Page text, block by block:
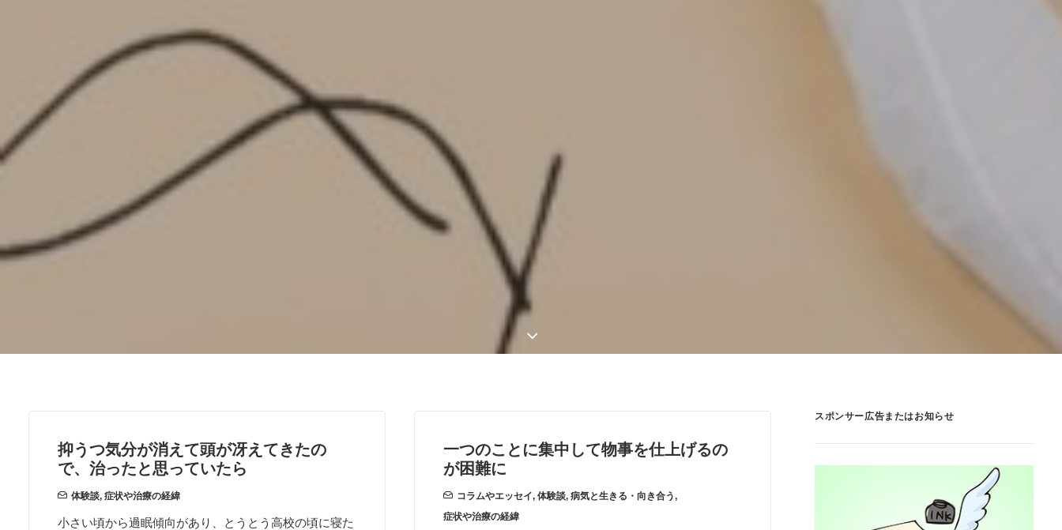
抑うつ気分が消えて頭が冴えてきたの
で、治ったと思っていたら
体験談, 症状や治療の経緯
小さい頃から過眠傾向があり、とうとう高校の頃に寝た
一つのことに集中して物事を仕上げるの
が困難に
コラムやエッセイ, 体験談, 病気と生きる・向き合う,
症状や治療の経緯
スポンサー広告またはお知らせ